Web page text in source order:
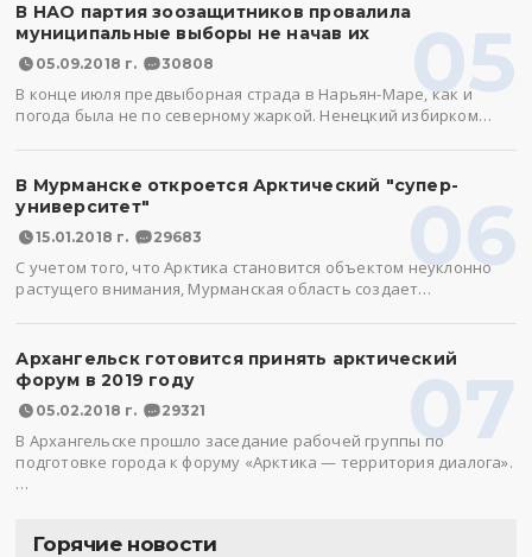
05
В НАО партия зоозащитников провалила
муниципальные выборы не начав их
05.09.2018 г. 30808
В конце июля предвыборная страда в Нарьян-Маре, как и
погода была не по северному жаркой. Ненецкий избирком…
06
В Мурманске откроется Арктический "супер-
университет"
15.01.2018 г. 29683
С учетом того, что Арктика становится объектом неуклонно
растущего внимания, Мурманская область создает…
07
Архангельск готовится принять арктический
форум в 2019 году
05.02.2018 г. 29321
В Архангельске прошло заседание рабочей группы по
подготовке города к форуму «Арктика — территория диалога».
…
Горячие новости